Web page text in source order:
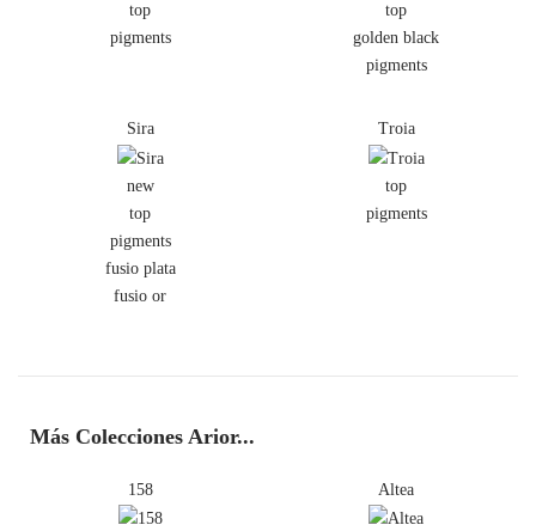
top
pigments
top
golden black
pigments
Sira
new
top
pigments
fusio plata
fusio or
Troia
top
pigments
Más Colecciones Arior...
158 Altea